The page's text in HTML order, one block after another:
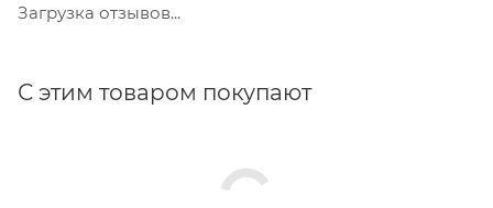
Загрузка отзывов...
С этим товаром покупают